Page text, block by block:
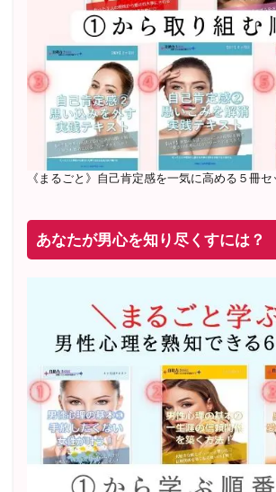
20年8月〜25年3月 少人数制６ヶ月フ
71名 随時満席
2019年6月 恋愛コーチとして活動を開
《まるごと》自己肯定感を一気に高める５冊セ
あなたが男心を知り尽くすには？